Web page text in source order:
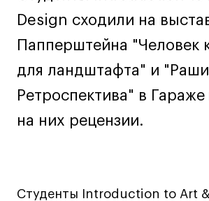
Онлайн-программы
Дизайн одежды
Стайлинг
Маркетинг
Design сходили на
Папперштейна "Человек
для ландштафта" и
Ретроспектива" в
на них рецензии.
Студенты Introduction to Art